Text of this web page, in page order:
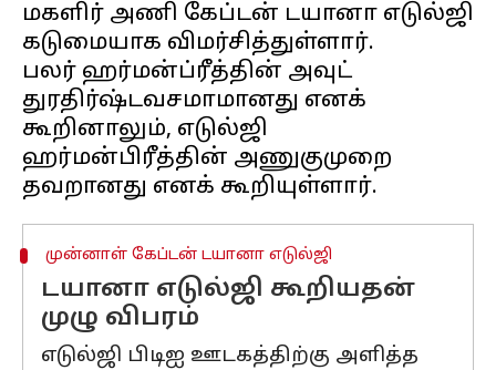
மகளிர் அணி கேப்டன் டயானா எடுல்ஜி
கடுமையாக விமர்சித்துள்ளார்.
பலர் ஹர்மன்ப்ரீத்தின் அவுட்
துரதிர்ஷ்டவசமாமானது எனக்
கூறினாலும், எடுல்ஜி
ஹர்மன்பிரீத்தின் அணுகுமுறை
முன்னாள் கேப்டன் டயானா எடுல்ஜி
டயானா எடுல்ஜி கூறியதன்
முழு விபரம்
எடுல்ஜி பிடிஐ ஊடகத்திற்கு அளித்த